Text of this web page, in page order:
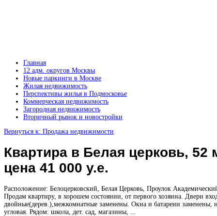
Главная
12 адм. округов Москвы
Новые паркинги в Москве
Жилая недвижимость
Перспективы жилья в Подмосковье
Коммерческая недвижимость
Загородная недвижимость
Вторичный рынок и новостройки
Вернуться к: Продажа недвижимости
Квартира в Белая церковь, 52
цена 41 000 у.е.
Расположение: Белоцерковский, Белая Церковь, Проулок
Продам квартиру, в хорошем состоянии, от первого хозяина. Двери
двойные(дерев.),межкомнатные заменены. Окна и батареии заменены,
угловая. Рядом: школа, дет. сад, магазины, ...